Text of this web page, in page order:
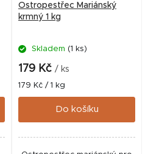
Ostropestřec Mariánský
krmný 1 kg
Skladem (1 ks)
179 Kč / ks
Měrná
cena:
179 Kč / 1 kg
Do košíku